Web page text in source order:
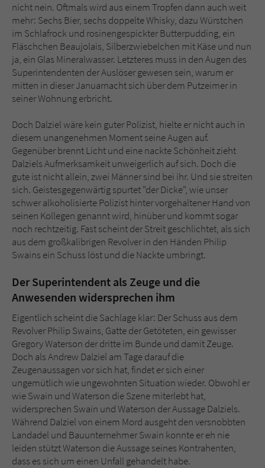
nicht nein. Oftmals wird aus einem Tropfen dann auch weit
mehr: Sechs Bier, sechs doppelte Whisky, dazu Würstchen
im Schlafrock und rosinengespickter Butterpudding, ein
Fläschchen Beaujolais, Silberzwiebelchen mit Käse und nun
ja, ein Glas Mineralwasser. Letzteres muss in den Augen des
Superintendenten der Auslöser gewesen sein, warum er
mitten in dieser Januarnacht sich über dem Putzeimer in
seiner Wohnung erbricht.
Doch Dalziel wäre kein guter Polizist, hielte er nicht auch in
diesem unangenehmen Moment seine Augen auf.
Gegenüber brennt Licht und eine nackte Schönheit zieht
Dalziels Aufmerksamkeit unweigerlich auf sich. Doch die
gute ist nicht allein, zwei Männer sind bei ihr. Und sie streiten
sich. Geistesgegenwärtig spurtet "der Dicke", wie unser
schwer alkoholisierte Polizist hinter vorgehaltener Hand von
seinen Kollegen genannt wird, hinüber und kommt sogar
noch rechtzeitig. Fast scheint der Streit geschlichtet, als sich
aus dem großkalibrigen Revolver in den Händen Philip
Swains ein Schuss löst und die Nackte umbringt.
Der Superintendent als Zeuge und die
Anwesenden widersprechen ihm
Eigentlich scheint die Sachlage klar: Der Schuss aus dem
Revolver Philip Swains, Gatte der Getöteten, ein gewisser
Gregory Waterson der dritte im Bunde und damit Zeuge.
Doch als Andrew Dalziel am Tage darauf die
Zeugenaussagen vor sich hat, findet er sich einer
ungemütlich wie ungewohnten Situation wieder. Obwohl er
wie Swain und Waterson die Szene miterlebt hat,
widersprechen Swain und Waterson der Aussage Dalziels.
Während Dalziel von einem Mord ausgeht den versnobbten
Landadel und Bauunternehmer Swain konnte er eh nie
leiden stützt Waterson die Aussage seines Kontrahenten,
dass es sich um einen Unfall gehandelt habe.
Sicherheitscode des Kontaktformulars zu
überprüfen.